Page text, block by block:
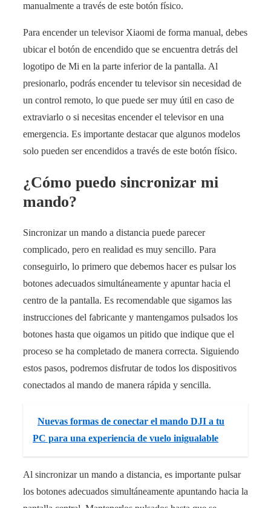
manualmente a través de este botón físico.
Para encender un televisor Xiaomi de forma manual, debes
ubicar el botón de encendido que se encuentra detrás del
logotipo de Mi en la parte inferior de la pantalla. Al
presionarlo, podrás encender tu televisor sin necesidad de
un control remoto, lo que puede ser muy útil en caso de
extraviarlo o si necesitas encender el televisor en una
emergencia. Es importante destacar que algunos modelos
solo pueden ser encendidos a través de este botón físico.
¿Cómo puedo sincronizar mi
mando?
Sincronizar un mando a distancia puede parecer
complicado, pero en realidad es muy sencillo. Para
conseguirlo, lo primero que debemos hacer es pulsar los
botones adecuados simultáneamente y apuntar hacia el
centro de la pantalla. Es recomendable que sigamos las
instrucciones del fabricante y mantengamos pulsados los
botones hasta que oigamos un pitido que indique que el
proceso se ha completado de manera correcta. Siguiendo
estos pasos, podremos disfrutar de todos los dispositivos
conectados al mando de manera rápida y sencilla.
Nuevas formas de conectar el mando DJI a tu
PC para una experiencia de vuelo inigualable
Al sincronizar un mando a distancia, es importante pulsar
los botones adecuados simultáneamente apuntando hacia la